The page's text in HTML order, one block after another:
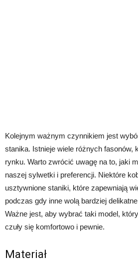
Kolejnym ważnym czynnikiem jest
stanika. Istnieje wiele różnych fasonów,
rynku. Warto zwrócić uwagę na to, jaki
naszej sylwetki i preferencji. Niektóre
usztywnione staniki, które zapewniają
podczas gdy inne wolą bardziej
Ważne jest, aby wybrać taki model,
czuły się komfortowo i pewnie.
Materiał